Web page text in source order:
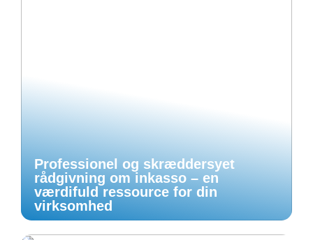
Professionel og skræddersyet
rådgivning om inkasso – en
værdifuld ressource for din
virksomhed